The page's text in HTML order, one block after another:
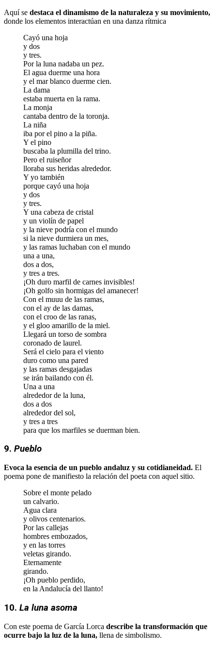
Aquí se destaca el dinamismo de la naturaleza y su movimiento,
donde los elementos interactúan en una danza rítmica
Cayó una hoja
y dos
y tres.
Por la luna nadaba un pez.
El agua duerme una hora
y el mar blanco duerme cien.
La dama
estaba muerta en la rama.
La monja
cantaba dentro de la toronja.
La niña
iba por el pino a la piña.
Y el pino
buscaba la plumilla del trino.
Pero el ruiseñor
lloraba sus heridas alrededor.
Y yo también
porque cayó una hoja
y dos
y tres.
Y una cabeza de cristal
y un violín de papel
y la nieve podría con el mundo
si la nieve durmiera un mes,
y las ramas luchaban con el mundo
una a una,
dos a dos,
y tres a tres.
¡Oh duro marfil de carnes invisibles!
¡Oh golfo sin hormigas del amanecer!
Con el muuu de las ramas,
con el ay de las damas,
con el croo de las ranas,
y el gloo amarillo de la miel.
Llegará un torso de sombra
coronado de laurel.
Será el cielo para el viento
duro como una pared
y las ramas desgajadas
se irán bailando con él.
Una a una
alrededor de la luna,
dos a dos
alrededor del sol,
y tres a tres
para que los marfiles se duerman bien.
9. Pueblo
Evoca la esencia de un pueblo andaluz y su cotidianeidad. El
poema pone de manifiesto la relación del poeta con aquel sitio.
Sobre el monte pelado
un calvario.
Agua clara
y olivos centenarios.
Por las callejas
hombres embozados,
y en las torres
veletas girando.
Eternamente
girando.
¡Oh pueblo perdido,
en la Andalucía del llanto!
10. La luna asoma
Con este poema de García Lorca describe la transformación que
ocurre bajo la luz de la luna, llena de simbolismo.